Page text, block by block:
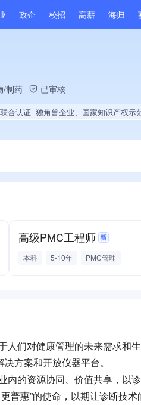
政企 校招 高薪 海归
/制药 已审核
合认证 独角兽企业、国家知识产权示范企业、专精特新企业、战略投资融资、高新技术企业、省级工程技术研究中心、战略性新兴领域创新能力、绝对控股7家公司、薪资水平全省同行前
高级PMC工程师
本科 5-10年 PMC管理
们对健康管理的未来需求和
方案和开放仪器平台。
内的资源协同、价值共享，以
普惠”的使命，以期让诊断技术